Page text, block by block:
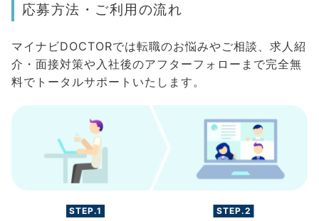
応募方法・ご利用の流れ
マイナビDOCTORでは転職のお悩みやご相談、求人紹
介・面接対策や入社後のアフターフォローまで完全無
料でトータルサポートいたします。
STEP.1 STEP.2